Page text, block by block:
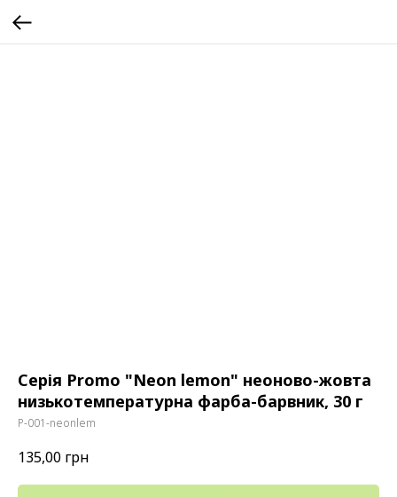
Серія Promo "Neon lemon" неоново-жовта
низькотемпературна фарба-барвник, 30 г
P-001-neonlem
135,00 грн